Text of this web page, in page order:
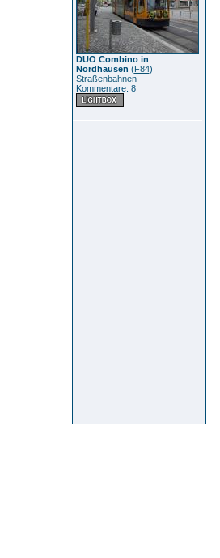
DUO Combino in
Nordhausen (F84)
Straßenbahnen
Kommentare: 8